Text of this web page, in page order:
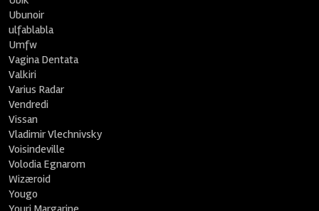
Ubunoir
ulfablabla
Umfw
Vagina Dentata
Valkiri
Varius Radar
Vendredi
Vissan
Vladimir Vlechnivsky
Voisindeville
Volodia Egnarom
Wizæroid
Yougo